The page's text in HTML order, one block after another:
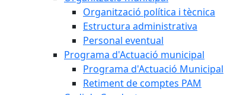
Organització política i tècnica
Estructura administrativa
Personal eventual
Programa d'Actuació municipal
Programa d'Actuació Municipal
Retiment de comptes PAM